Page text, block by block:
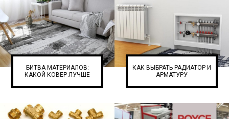
БИТВА МАТЕРИАЛОВ:
КАКОЙ КОВЕР ЛУЧШЕ
КАК ВЫБРАТЬ РАДИАТОР И
АРМАТУРУ